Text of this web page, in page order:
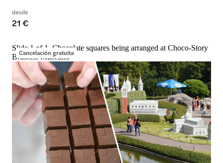
desde
21 €
Cancelación gratuita
Slide 1 of 1, Chocolate squares being arranged at Choco-Story
Brussels Museum.